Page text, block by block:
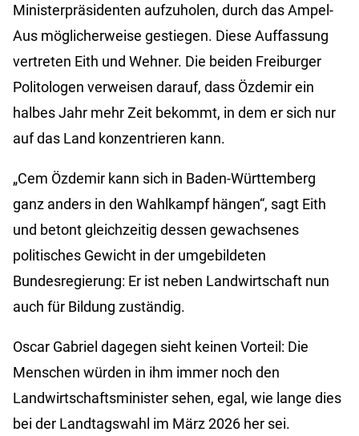
Ministerpräsidenten aufzuholen, durch das Ampel-
Aus möglicherweise gestiegen. Diese Auffassung
vertreten Eith und Wehner. Die beiden Freiburger
Politologen verweisen darauf, dass Özdemir ein
halbes Jahr mehr Zeit bekommt, in dem er sich nur
auf das Land konzentrieren kann.
„Cem Özdemir kann sich in Baden-Württemberg
ganz anders in den Wahlkampf hängen“, sagt Eith
und betont gleichzeitig dessen gewachsenes
politisches Gewicht in der umgebildeten
Bundesregierung: Er ist neben Landwirtschaft nun
auch für Bildung zuständig.
Oscar Gabriel dagegen sieht keinen Vorteil: Die
Menschen würden in ihm immer noch den
Landwirtschaftsminister sehen, egal, wie lange dies
bei der Landtagswahl im März 2026 her sei.